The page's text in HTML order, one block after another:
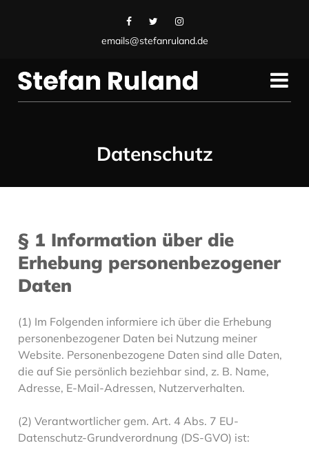
emails@stefanruland.de
Datenschutz
§ 1 Information über die
Erhebung personenbezogener
Daten
(1) Im Folgenden informiere ich über die Erhebung
personenbezogener Daten bei Nutzung meiner
Website. Personenbezogene Daten sind alle Daten,
die auf Sie persönlich beziehbar sind, z. B. Name,
Adresse, E-Mail-Adressen, Nutzerverhalten.
(2) Verantwortlicher gem. Art. 4 Abs. 7 EU-
Datenschutz-Grundverordnung (DS-GVO) ist: